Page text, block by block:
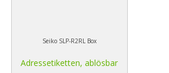
Seiko SLP-R2RL Box
Adressetiketten, ablösbar